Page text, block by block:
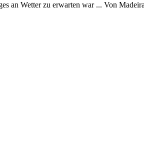
an Wetter zu erwarten war ... Von